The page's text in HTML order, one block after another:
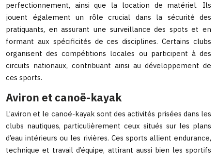
perfectionnement, ainsi que la location de matériel. Ils
jouent également un rôle crucial dans la sécurité des
pratiquants, en assurant une surveillance des spots et en
formant aux spécificités de ces disciplines. Certains clubs
organisent des compétitions locales ou participent à des
circuits nationaux, contribuant ainsi au développement de
ces sports.
Aviron et canoë-kayak
L’aviron et le canoë-kayak sont des activités prisées dans les
clubs nautiques, particulièrement ceux situés sur les plans
d’eau intérieurs ou les rivières. Ces sports allient endurance,
technique et travail d’équipe, attirant aussi bien les sportifs